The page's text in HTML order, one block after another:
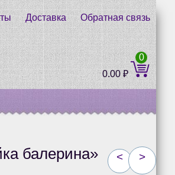
Доставка
Обратная связь
0.00₽
0
< >
балерина»